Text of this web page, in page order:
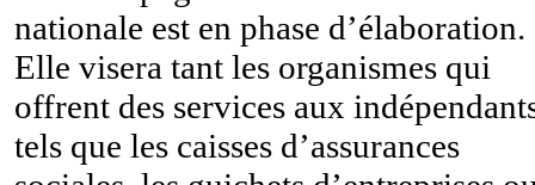
nationale est en phase d’élaboration.
Elle visera tant les organismes qui
offrent des services aux
tels que les caisses d’assurances